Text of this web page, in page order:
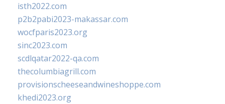
isth2022.com
p2b2pabi2023-makassar.com
wocfparis2023.org
sinc2023.com
scdlqatar2022-qa.com
thecolumbiagrill.com
provisionscheeseandwineshoppe.com
khedi2023.org